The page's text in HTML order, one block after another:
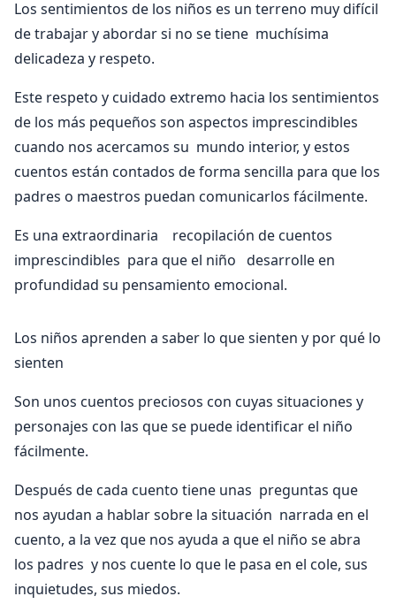
Los sentimientos de los niños es un terreno muy difícil
de trabajar y abordar si no se tiene muchísima
delicadeza y respeto.
Este respeto y cuidado extremo hacia los sentimientos
de los más pequeños son aspectos imprescindibles
cuando nos acercamos su mundo interior, y estos
cuentos están contados de forma sencilla para que los
padres o maestros puedan comunicarlos fácilmente.
Es una extraordinaria recopilación de cuentos
imprescindibles para que el niño desarrolle en
profundidad su pensamiento emocional.
Los niños aprenden a saber lo que sienten y por qué lo
sienten
Son unos cuentos preciosos con cuyas situaciones y
personajes con las que se puede identificar el niño
fácilmente.
Después de cada cuento tiene unas preguntas que
nos ayudan a hablar sobre la situación narrada en el
cuento, a la vez que nos ayuda a que el niño se abra
los padres y nos cuente lo que le pasa en el cole, sus
inquietudes, sus miedos.